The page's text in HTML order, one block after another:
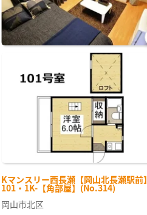
Kマンスリー西長瀬【岡山北長瀬駅前】
101・1K-【角部屋】(No.314)
岡山市北区